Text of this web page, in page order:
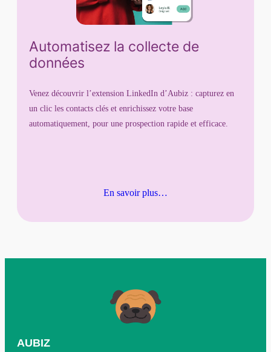
Automatisez la collecte de
données
Venez découvrir l’extension LinkedIn d’Aubiz : capturez en
un clic les contacts clés et enrichissez votre base
automatiquement, pour une prospection rapide et efficace.
En savoir plus…
AUBIZ